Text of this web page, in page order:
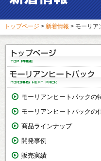
トップページ > 新着情報 > モーリア
モーリアンヒートパックの
モーリアンヒートパックの
商品ラインナップ
開発事例
販売実績